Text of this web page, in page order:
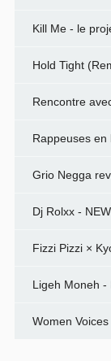
Kill Me - le
Hold Tight
Rencontre
Rappeuses en
Grio Negga
Dj Rolxx -
Fizzi Pizzi ×
Ligeh Moneh -
Women